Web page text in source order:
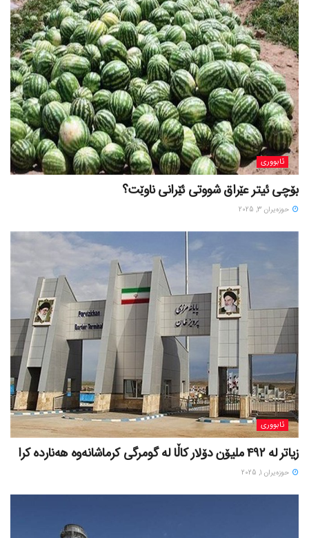
ئابووری
بۆچی ئیتر عێراق شووتی ئێرانی ناوێت؟
حوزه‌یران 3, 2025
ئابووری
زیاتر لە ٤٩٢ ملیۆن دۆلار کاڵا لە گومرگی کرماشانەوە هەناردە کرا
حوزه‌یران 1, 2025